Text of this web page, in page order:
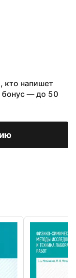
кто напишет
бонус — до 50